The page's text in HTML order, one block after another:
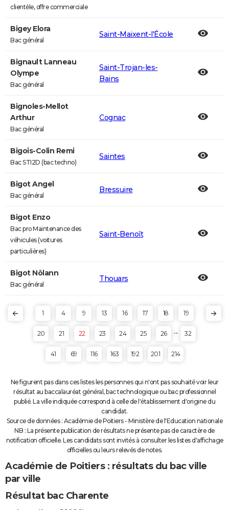
clientèle, offre commerciale
Bigey Elora
Bac général
Saint-Maixent-l'École
Bignault Lanneau
Olympe
Bac général
Saint-Trojan-les-
Bains
Bignoles-Mellot
Arthur
Bac général
Cognac
Bigois-Colin Remi
Bac STI2D (bac techno)
Saintes
Bigot Angel
Bac général
Bressuire
Bigot Enzo
Bac pro Maintenance des
véhicules (voitures
particulières)
Saint-Benoît
Bigot Nölann
Bac général
Thouars
1 4 9 13 16 17 18 19
20 21 22 23 24 25 26 ... 32
41 69 116 163 192 201 214
Ne figurent pas dans ces listes les personnes qui n'ont pas souhaité voir leur
résultat au baccalauréat général, bac technologique ou bac professionnel
publié. La ville indiquée correspond à celle de l'établissement d'origine du
candidat.
Source de données : Académie de Poitiers - Ministère de l'Education nationale
NB : La présente publication de résultats ne présente pas de caractère de
notification officielle. Les candidats sont invités à consulter les listes d'affichage
officielles ou leurs relevés de notes.
Académie de Poitiers : résultats du bac ville
par ville
Résultat bac Charente